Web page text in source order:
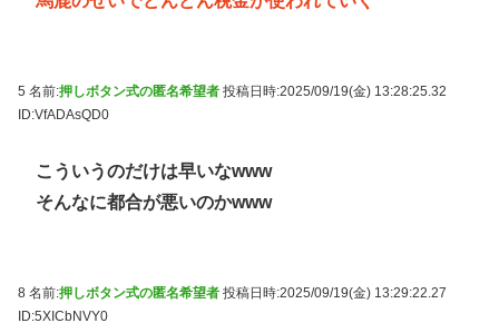
5 名前:押しボタン式の匿名希望者 投稿日時:2025/09/19(金) 13:28:25.32
ID:VfADAsQD0
こういうのだけは早いなwww
そんなに都合が悪いのかwww
8 名前:押しボタン式の匿名希望者 投稿日時:2025/09/19(金) 13:29:22.27
ID:5XICbNVY0